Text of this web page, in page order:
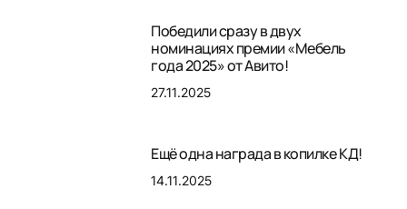
Победили сразу в двух
номинациях премии «Мебель
года 2025» от Авито!
27.11.2025
Ещё одна награда в копилке КД!
14.11.2025